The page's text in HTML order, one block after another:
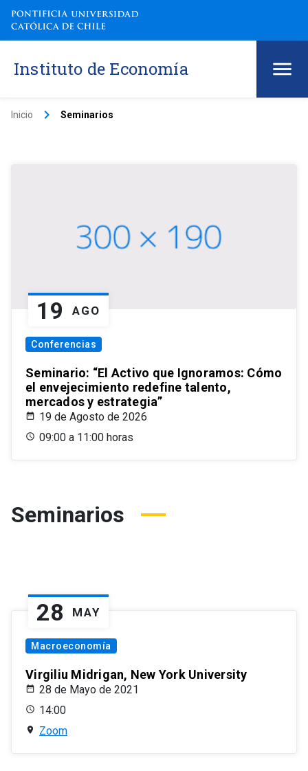
Instituto de Economía
Inicio keyboard_arrow_right Seminarios
19 AGO
Conferencias
Seminario: “El Activo que Ignoramos: Cómo
el envejecimiento redefine talento,
mercados y estrategia”
19 de Agosto de 2026
09:00 a 11:00 horas
Seminarios
28 MAY
Macroeconomía
Virgiliu Midrigan, New York University
28 de Mayo de 2021
14:00
Zoom